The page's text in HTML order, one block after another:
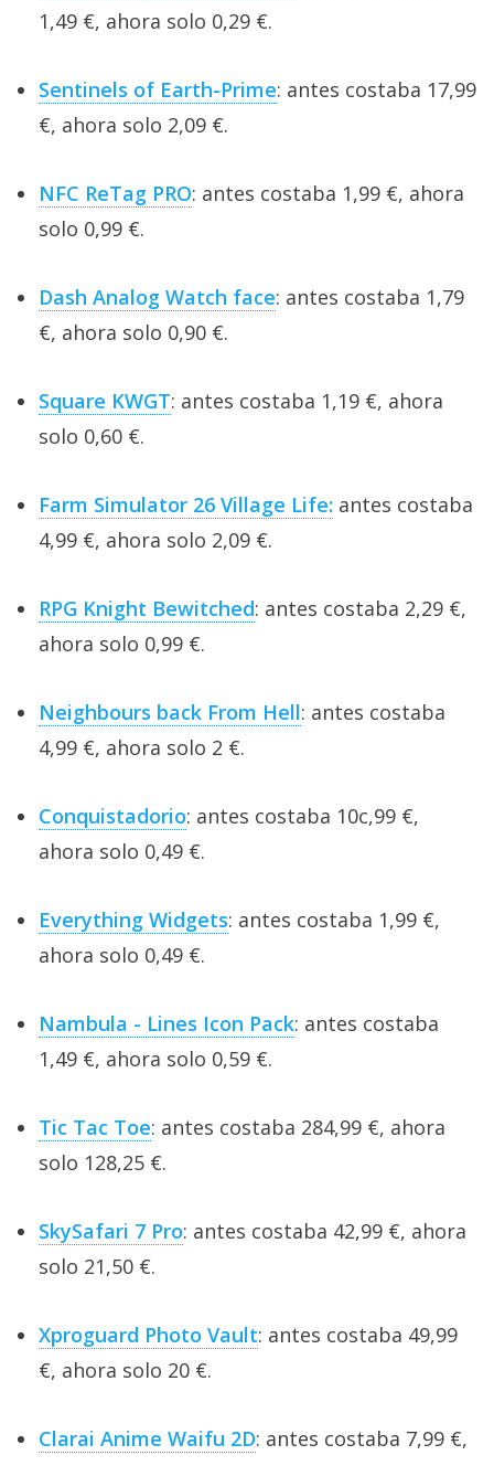
1,49 €, ahora solo 0,29 €.
Sentinels of Earth-Prime: antes costaba 17,99
€, ahora solo 2,09 €.
NFC ReTag PRO: antes costaba 1,99 €, ahora
solo 0,99 €.
Dash Analog Watch face: antes costaba 1,79
€, ahora solo 0,90 €.
Square KWGT: antes costaba 1,19 €, ahora
solo 0,60 €.
Farm Simulator 26 Village Life: antes costaba
4,99 €, ahora solo 2,09 €.
RPG Knight Bewitched: antes costaba 2,29 €,
ahora solo 0,99 €.
Neighbours back From Hell: antes costaba
4,99 €, ahora solo 2 €.
Conquistadorio: antes costaba 10c,99 €,
ahora solo 0,49 €.
Everything Widgets: antes costaba 1,99 €,
ahora solo 0,49 €.
Nambula - Lines Icon Pack: antes costaba
1,49 €, ahora solo 0,59 €.
Tic Tac Toe: antes costaba 284,99 €, ahora
solo 128,25 €.
SkySafari 7 Pro: antes costaba 42,99 €, ahora
solo 21,50 €.
Xproguard Photo Vault: antes costaba 49,99
€, ahora solo 20 €.
Clarai Anime Waifu 2D: antes costaba 7,99 €,